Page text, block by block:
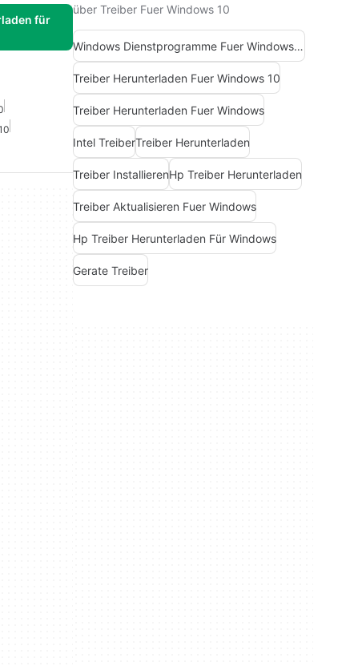
für
über Treiber Fuer Windows 10
Windows Dienstprogramme Fuer Windows 10
Treiber Herunterladen Fuer Windows 10
Treiber Herunterladen Fuer Windows
Intel TreiberTreiber Herunterladen
Treiber InstallierenHp Treiber Herunterladen
Treiber Aktualisieren Fuer Windows
Hp Treiber Herunterladen Für Windows
Gerate Treiber